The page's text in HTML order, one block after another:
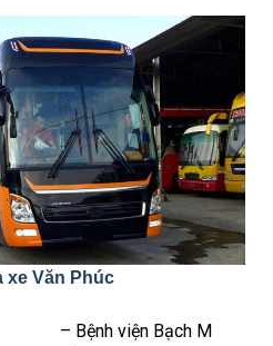
xe Văn Phúc
– Bệnh viện Bạch M